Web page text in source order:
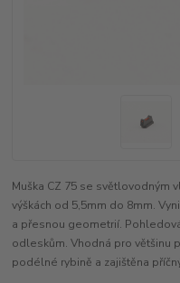
Muška CZ 75 se světlovodným
výškách od 5,5mm do 8mm.
a přesnou geometrií.
odleskům. Vhodná pro většinu
podélné rybině a zajištěna